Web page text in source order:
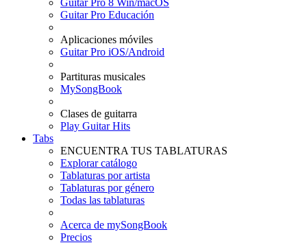
Guitar Pro 8 Win/macOS
Guitar Pro Educación
Aplicaciones móviles
Guitar Pro iOS/Android
Partituras musicales
MySongBook
Clases de guitarra
Play Guitar Hits
Tabs
ENCUENTRA TUS TABLATURAS
Explorar catálogo
Tablaturas por artista
Tablaturas por género
Todas las tablaturas
Acerca de mySongBook
Precios